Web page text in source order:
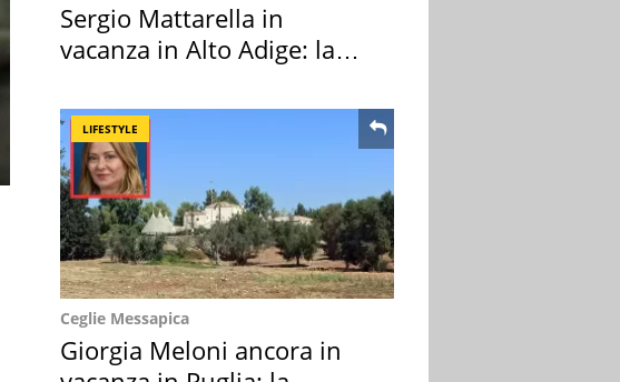
Sergio Mattarella in
vacanza in Alto Adige: la
LIFESTYLE
Ceglie Messapica
Giorgia Meloni ancora in